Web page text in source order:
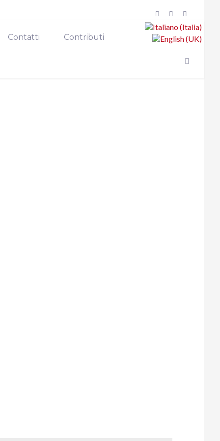
Contatti Contributi